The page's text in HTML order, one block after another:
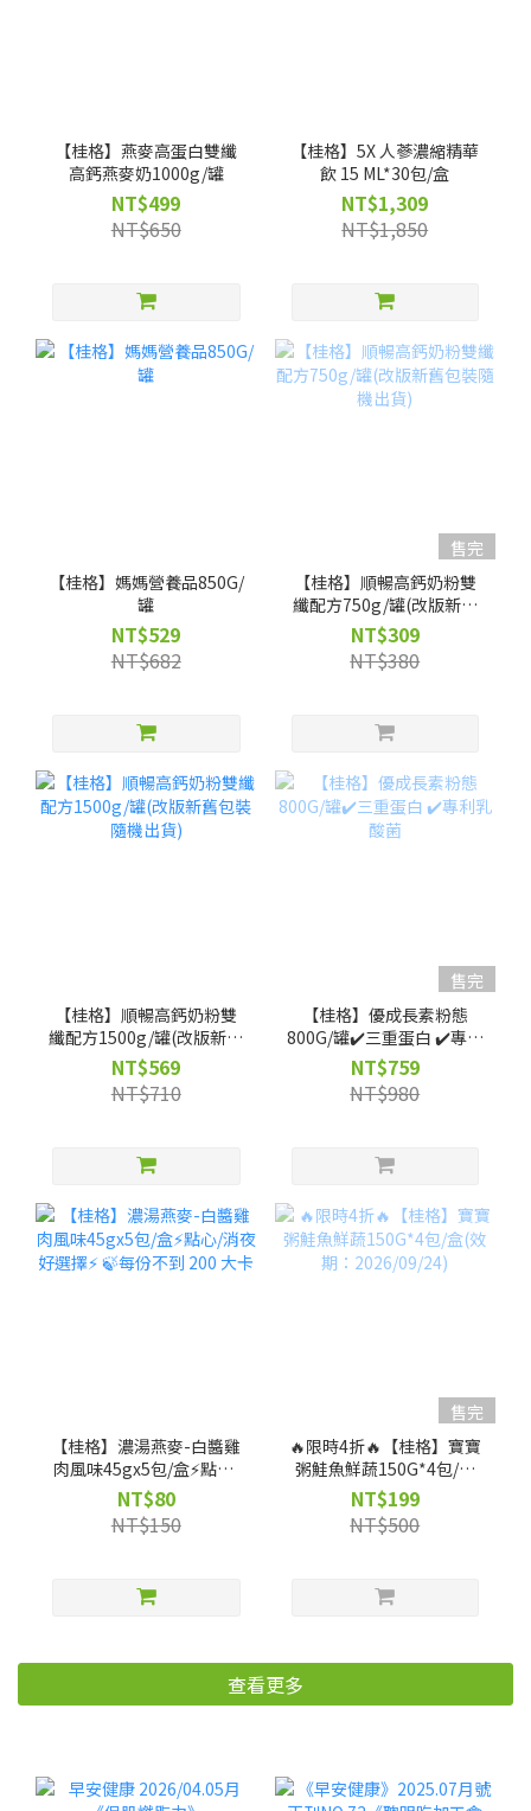
【桂格】燕麥高蛋白雙纖
高鈣燕麥奶1000g/罐
NT$499
NT$650
【桂格】5X 人蔘濃縮精華
飲 15 ML*30包/盒
NT$1,309
NT$1,850
【桂格】媽媽營養品850G/
罐
NT$529
NT$682
售完
【桂格】順暢高鈣奶粉雙
纖配方750g/罐(改版新舊
包裝隨機出貨)
NT$309
NT$380
【桂格】順暢高鈣奶粉雙
纖配方1500g/罐(改版新舊
包裝隨機出貨)
NT$569
NT$710
售完
【桂格】優成長素粉態
800G/罐✔️三重蛋白 ✔️專利
乳酸菌
NT$759
NT$980
【桂格】濃湯燕麥-白醬雞
肉風味45gx5包/盒⚡點心/
消夜好選擇⚡ 🍃每份不到
200 大卡
NT$80
NT$150
售完
🔥限時4折🔥【桂格】寶寶
粥鮭魚鮮蔬150G*4包/盒
(效期：2026/09/24)
NT$199
NT$500
查看更多